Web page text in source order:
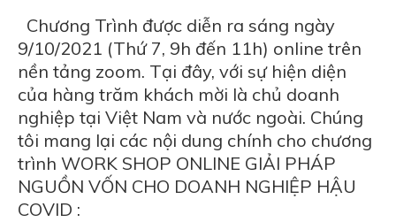
Chương Trình được diễn ra sáng ngày
9/10/2021 (Thứ 7, 9h đến 11h) online trên
nền tảng zoom. Tại đây, với sự hiện diện
của hàng trăm khách mời là chủ doanh
nghiệp tại Việt Nam và nước ngoài. Chúng
tôi mang lại các nội dung chính cho chương
trình WORK SHOP ONLINE GIẢI PHÁP
NGUỒN VỐN CHO DOANH NGHIỆP HẬU
COVID :